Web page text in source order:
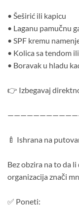
• Šeširić ili kapicu
• Laganu pamučnu
• SPF kremu
• Kolica sa tendom
• Boravak u hladu
👉 Izbegavaj
🍼 Ishrana na
Bez obzira na to da
organizacija znači
✅ Poneti: